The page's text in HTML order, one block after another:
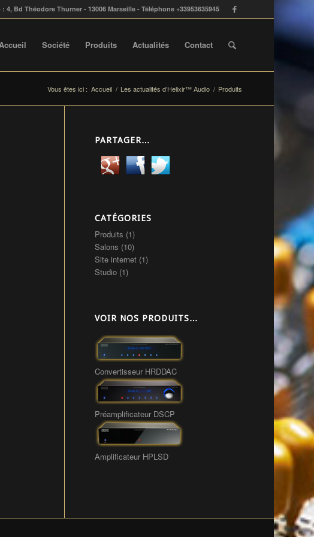
: 4, Bd Théodore Thurner - 13006 Marseille - Téléphone +33953635945
Société Produits Actualités Contact
Vous êtes ici : Accueil / Les actualités d’Helixir™ Audio / Produits
PARTAGER…
CATÉGORIES
Produits (1)
Salons (10)
Site internet (1)
Studio (1)
VOIR NOS PRODUITS…
Convertisseur HRDDAC
Préamplificateur DSCP
Amplificateur HPLSD